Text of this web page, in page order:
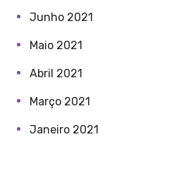
Junho 2021
Maio 2021
Abril 2021
Março 2021
Janeiro 2021